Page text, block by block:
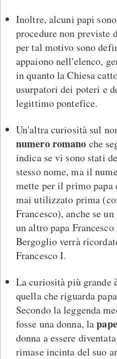
Inoltre, alcuni papi
procedure non previste
per tal motivo sono
appaiono nell'elenco,
in quanto la Chiesa
usurpatori dei poteri e
legittimo pontefice.
Un'altra curiosità sul
numero romano che
indica se vi sono stati
stesso nome, ma il
mette per il primo papa
mai utilizzato prima
Francesco), anche se
un altro papa
Bergoglio verrà
Francesco I.
La curiosità più grande
quella che riguarda
Secondo la leggenda
fosse una donna, la
donna a essere
rimase incinta del suo